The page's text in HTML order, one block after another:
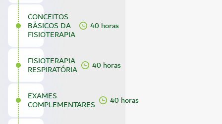
CONCEITOS
BÁSICOS DA
FISIOTERAPIA
40 horas
FISIOTERAPIA
RESPIRATÓRIA 40 horas
EXAMES
COMPLEMENTARES 40 horas